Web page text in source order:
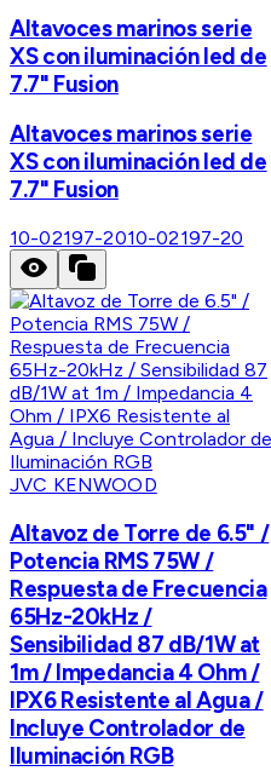
Altavoces marinos serie
XS con iluminación led de
7.7" Fusion
Altavoces marinos serie
XS con iluminación led de
7.7" Fusion
10-02197-2010-02197-20
JVC KENWOOD
Altavoz de Torre de 6.5" /
Potencia RMS 75W /
Respuesta de Frecuencia
65Hz-20kHz /
Sensibilidad 87 dB/1W at
1m / Impedancia 4 Ohm /
IPX6 Resistente al Agua /
Incluye Controlador de
Iluminación RGB